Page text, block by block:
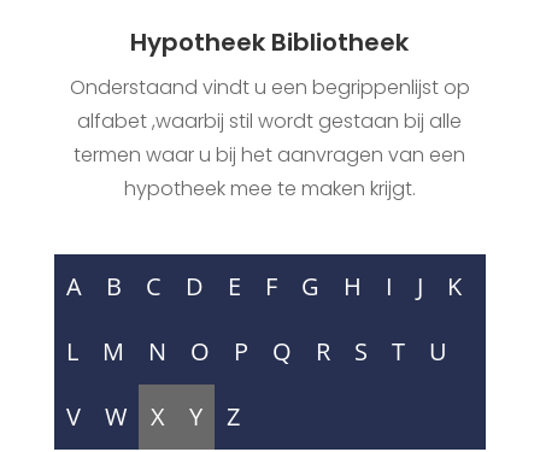
Hypotheek Bibliotheek
Onderstaand vindt u een begrippenlijst op
alfabet ,waarbij stil wordt gestaan bij alle
termen waar u bij het aanvragen van een
hypotheek mee te maken krijgt.
A B C D E F G H I J
K
L
M N O P Q R S T
U
V
W X Y Z